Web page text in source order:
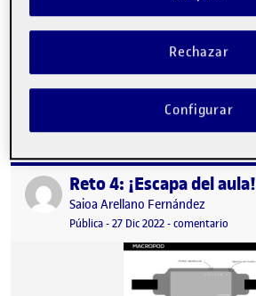
Publicado porReto 4: ¡Escapa del aula!
Publicado por
Saioa Arellano Fernández
Visibilidad:
Pública-Fecha de publicación
27 Dic 2022-comentario
Rechazar
Configurar